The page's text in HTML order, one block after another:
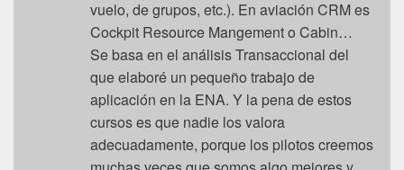
vuelo, de grupos, etc.). En aviación CRM es
Cockpit Resource Mangement o Cabin…
Se basa en el análisis Transaccional del
que elaboré un pequeño trabajo de
aplicación en la ENA. Y la pena de estos
cursos es que nadie los valora
adecuadamente, porque los pilotos creemos